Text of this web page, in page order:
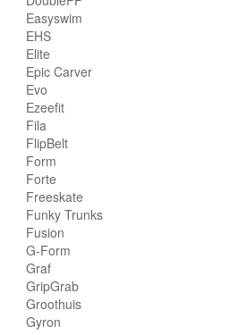
Easyswim
EHS
Elite
Epic Carver
Evo
Ezeefit
Fila
FlipBelt
Form
Forte
Freeskate
Funky Trunks
Fusion
G-Form
Graf
GripGrab
Groothuis
Gyron